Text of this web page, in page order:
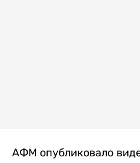
АФМ опубликовало